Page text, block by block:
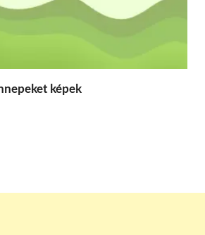
képek